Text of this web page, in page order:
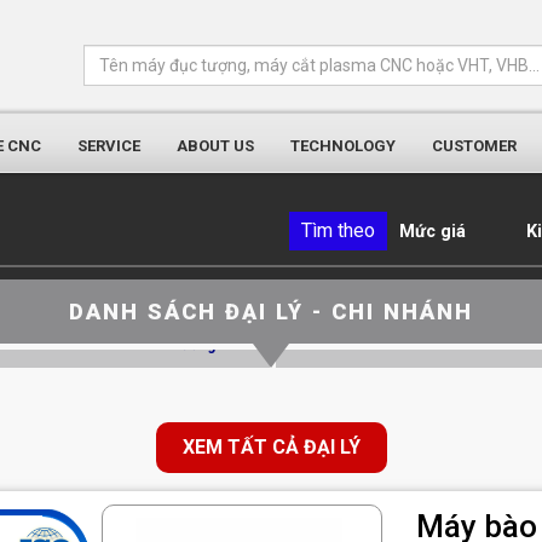
CNC SERVICE ABOUT US TECHNOLOGY CUSTOMER
Tìm theo Mức giá
DANH SÁCH ĐẠI LÝ - CHI NHÁNH
ĐẠI LÝ KON TUM
8, Làng nghề H’nor, Phường Lê Lợi,
TP Kon Tum
0931 646 898 - Mr Phương
ĐẠI LÝ PHÚ YÊN
Đ/c: Thôn Thân Bình Đông, Xã Sơn
Hòa, tỉnh Phú Yên
ĐT: Hotline: 0912056898 -
XEM TẤT CẢ ĐẠI LÝ
Máy